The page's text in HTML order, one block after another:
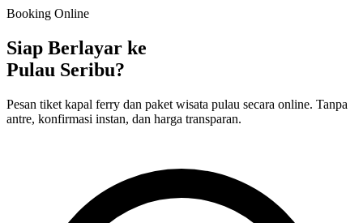
Booking Online
Siap Berlayar ke
Pulau Seribu?
Pesan tiket kapal ferry dan paket wisata pulau secara online. Tanpa
antre, konfirmasi instan, dan harga transparan.